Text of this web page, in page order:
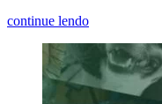
continue lendo